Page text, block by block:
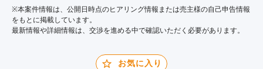
※本案件情報は、公開日時点のヒアリング情報または売主様の自己申告情報
をもとに掲載しています。
最新情報や詳細情報は、交渉を進める中で確認いただく必要があります。
お気に入り